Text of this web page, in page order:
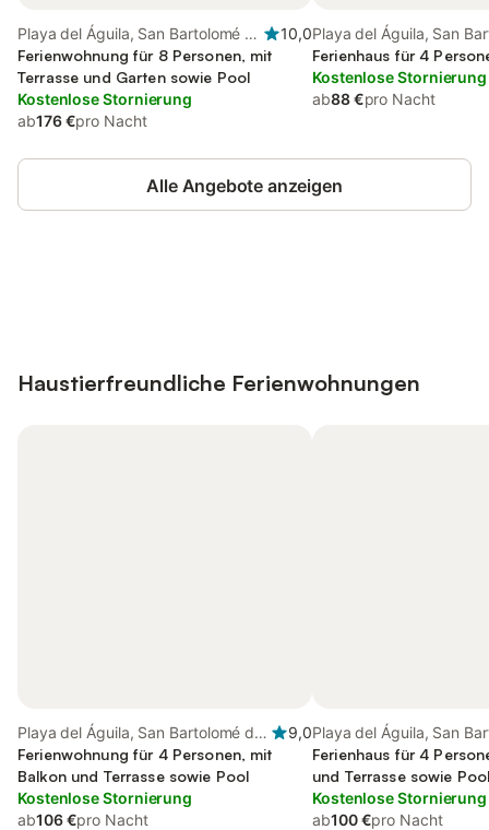
Playa del Águila, San Bartolomé de
Tirajana
10,0
Ferienwohnung für 8 Personen, mit
Terrasse und Garten sowie Pool
Kostenlose Stornierung
ab176 €pro Nacht
Playa del Águila, San
Tirajana
Ferienhaus für 4
Kostenlose Stornierung
ab88 €pro Nacht
Alle Angebote anzeigen
Haustierfreundliche Ferienwohnungen
Playa del Águila, San Bartolomé de
Tirajana
9,0
Ferienwohnung für 4 Personen, mit
Balkon und Terrasse sowie Pool
Kostenlose Stornierung
ab106 €pro Nacht
Playa del Águila, San
Tirajana
Ferienhaus für 4
und Terrasse sowie
Kostenlose Stornierung
ab100 €pro Nacht